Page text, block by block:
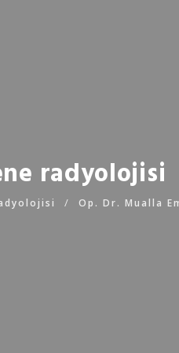
radyolojisi
Op. Dr. Mualla